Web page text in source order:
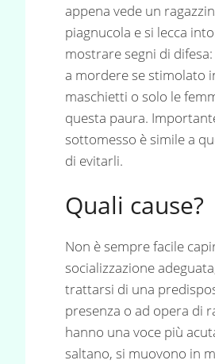
appena vede un
piagnucola e si lecca
mostrare segni di
a mordere se stimolato
maschietti o solo le
questa paura.
sottomesso è simile a
di evitarli.
Quali cause?
Non è sempre facile
socializzazione
trattarsi di una
presenza o ad opera di
hanno una voce più
saltano, si muovono in